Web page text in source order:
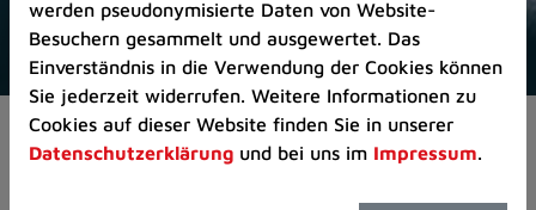
Zur
Navigation/Menü
springen
(Schnelltaste
M)
Zur
Aktuelles Pressemitteilungen
werden pseudonymisierte Daten von Website-
Besuchern gesammelt und ausgewertet. Das
Einverständnis in die Verwendung der Cookies können
Sie jederzeit widerrufen. Weitere Informationen zu
Cookies auf dieser Website finden Sie in unserer
Datenschutzerklärung und bei uns im Impressum.